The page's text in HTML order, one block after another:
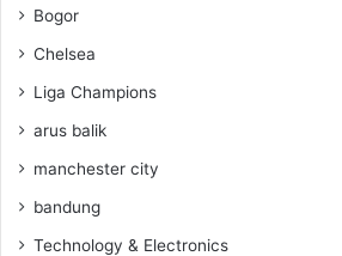
Bogor
Chelsea
Liga Champions
arus balik
manchester city
bandung
Technology & Electronics